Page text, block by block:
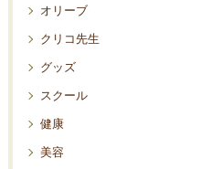
オリーブ
クリコ先生
グッズ
スクール
健康
美容